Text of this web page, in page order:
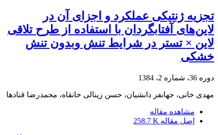
تجزیه ژنتیکی عملکرد و اجزای آن در
لاین‌های آفتابگردان با استفاده از طرح تلاقی
لاین ×‌‌ تستر در شرایط تنش وبدون تنش
خشکی
دوره 36، شماره 2، 1384
مهدی خانی، جهانفر دانشیان، حسن زینالی خانقاه، محمد‌رضا قنادها
مشاهده مقاله
اصل مقاله 258.7 K